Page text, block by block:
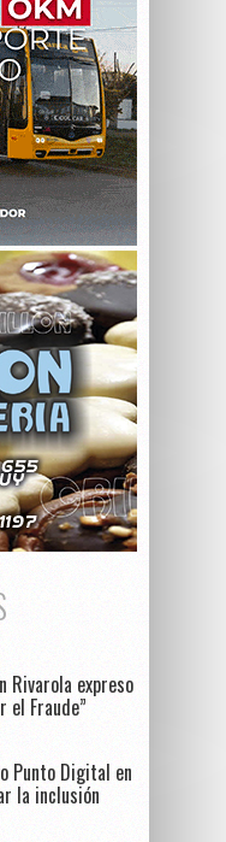
Rivarola expreso
el Fraude”
Punto Digital en
la inclusión